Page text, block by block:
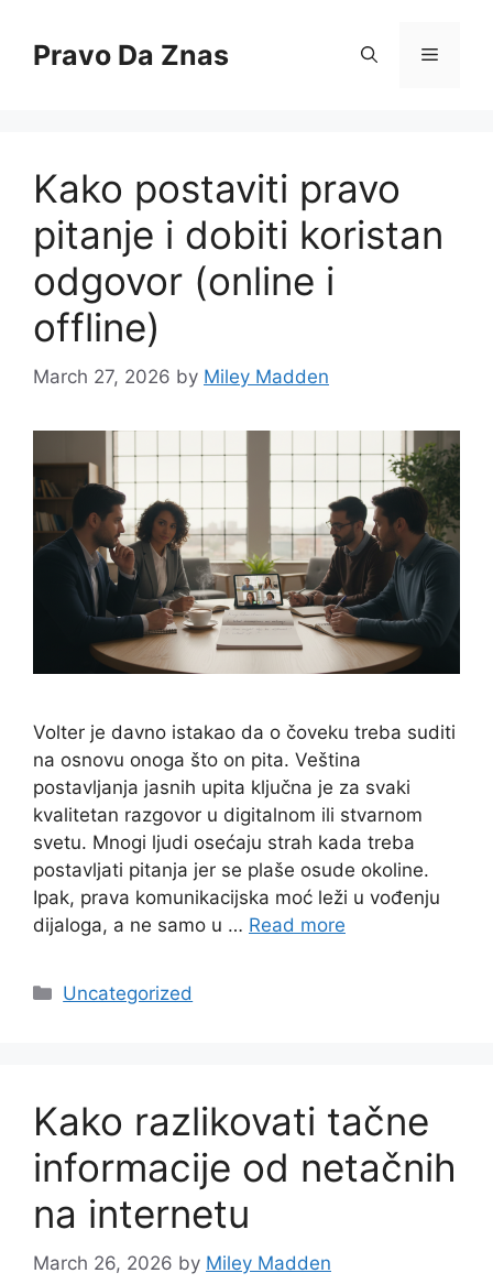
contentPravo Da Znas Menu
Kako postaviti pravo
pitanje i dobiti koristan
odgovor (online i
offline)
March 27, 2026 by Miley Madden
Volter je davno istakao da o čoveku treba suditi
na osnovu onoga što on pita. Veština
postavljanja jasnih upita ključna je za svaki
kvalitetan razgovor u digitalnom ili stvarnom
svetu. Mnogi ljudi osećaju strah kada treba
postavljati pitanja jer se plaše osude okoline.
Ipak, prava komunikacijska moć leži u vođenju
dijaloga, a ne samo u … Read more
Categories
Uncategorized
Kako razlikovati tačne
informacije od netačnih
na internetu
March 26, 2026 by Miley Madden